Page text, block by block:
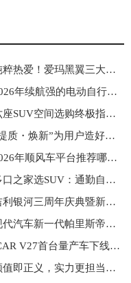
纯粹热爱！爱玛黑翼三大新品硬核上市
2026年续航强的电动自行车品牌推荐：智能长续航，认准小牛
六座SUV空间选购终极指南：如何根据家庭真实需求，一步到位选对全家人的移动客厅？
“提质・焕新”为用户造好车，红旗品牌全域进阶谱写高质量发展新华章
2026年顺风车平台推荐哪些好用 回家拼车性价比排行
多口之家选SUV：通勤自驾两不误全攻略
吉利银河三周年庆典暨新春第一团盛大启幕
现代汽车新一代帕里斯帝荣膺“2026年北美年度多功能车”大奖
iCAR V27首台量产车下线，超值盲订权益同步解锁
颜值即正义，实力更担当！揭秘银河L6如何俘获年轻一代的心